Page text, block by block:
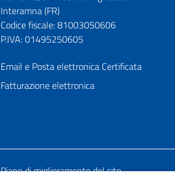
Interamna (FR)
Codice fiscale: 81003050606
P.IVA: 01495250605
Email e Posta elettronica Certificata
Fatturazione elettronica
Piano di miglioramento del sito